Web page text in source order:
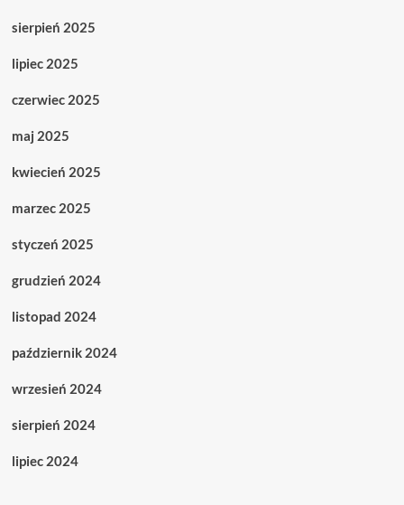
sierpień 2025
lipiec 2025
czerwiec 2025
maj 2025
kwiecień 2025
marzec 2025
styczeń 2025
grudzień 2024
listopad 2024
październik 2024
wrzesień 2024
sierpień 2024
lipiec 2024